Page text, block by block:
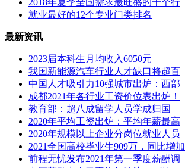
就业最好的12个专业门类排名
最新资讯
2023届本科生月均收入6050元
我国新能源汽车行业人才缺口将超百
中国人才吸引力10强城市出炉：西部
成都2021年各行业工资价位表出炉！
教育部：超八成留学人员学成归国
2020年平均工资出炉：平均年薪最高
2020年规模以上企业分岗位就业人员
2021全国高校毕业生909万，同比增加
前程无忧发布2021年第一季度薪酬调